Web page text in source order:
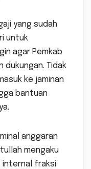
yang sudah
untuk
agar Pemkab
dukungan. Tidak
ke jaminan
bantuan
anggaran
mengaku
internal fraksi